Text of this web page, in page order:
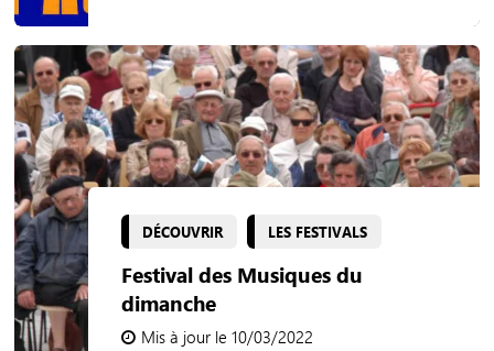
DÉCOUVRIR LES FESTIVALS
Festival des Musiques du
dimanche
Mis à jour le 10/03/2022